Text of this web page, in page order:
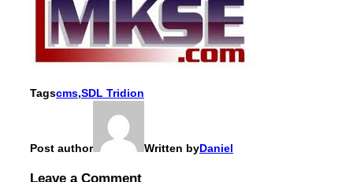
Tagscms,SDL Tridion
Post author Written byDaniel
Leave a Comment